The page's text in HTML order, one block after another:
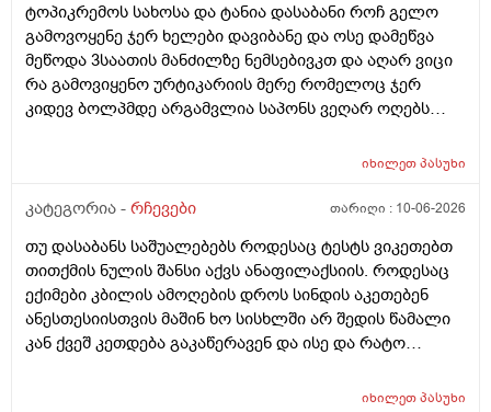
ტოპიკრემოს სახოსა და ტანია დასაბანი როჩ გელო
გამოვოყენე ჯერ ხელები დავიბანე და ოსე დამეწვა
მეწოდა 3საათის მანძილზე ნემსებივკთ და აღარ ვიცი
რა გამოვიყენო ურტიკარიის მერე რომელოც ჯერ
კიდევ ბოლპმდე არგამვლია საპონს ვეღარ ოღებს
წავიდა არვოცი რავიყიდო როთ დავიბანო.დავიღალე
მაყროს და მექავება..მ ყან საშინლად გამოშრა ხელები
არსად და ვერც წავალ
იხილეთპასუხი
კატეგორია - რჩევები თარიღი : 10-06-2026
თუ დასაბანს საშუალებებს როდესაც ტესტს ვიკეთებთ
თითქმის ნულის შანსი აქვს ანაფილაქსიის. როდესაც
ექიმები კბილის ამოღების დროს სინდის აკეთებენ
ანესთესიისთვის მაშინ ხო სისხლში არ შედის წამალი
კან ქვეშ კეთდება გაკაწერავენ და ისე და რატო
ახარო რატომ იკითხებიან თუ ანა ფილოქსიოზე არ
იხილეთპასუხი